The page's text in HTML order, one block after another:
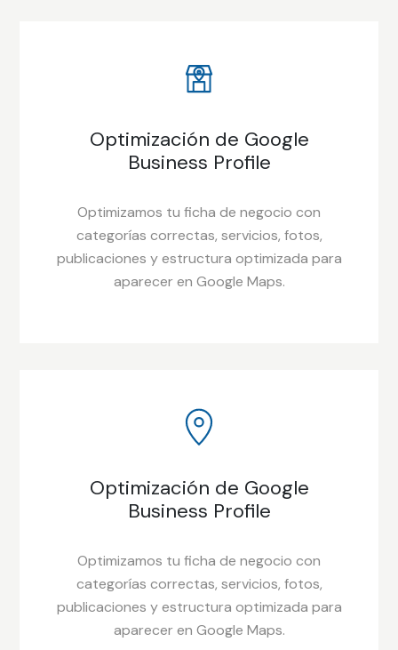
Optimización de Google
Business Profile
Optimizamos tu ficha de negocio con
categorías correctas, servicios, fotos,
publicaciones y estructura optimizada para
aparecer en Google Maps.
Optimización de Google
Business Profile
Optimizamos tu ficha de negocio con
categorías correctas, servicios, fotos,
publicaciones y estructura optimizada para
aparecer en Google Maps.